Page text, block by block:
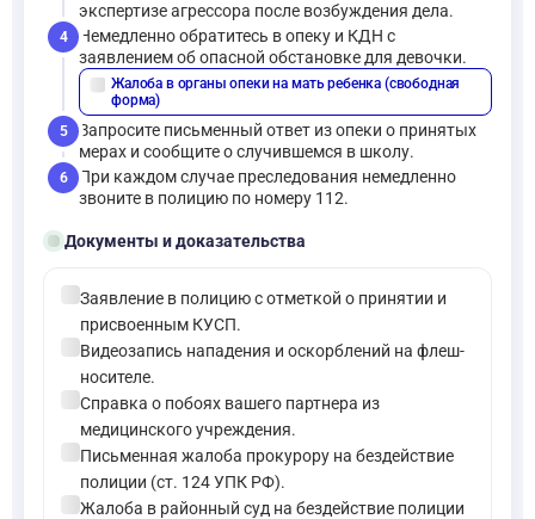
экспертизе агрессора после возбуждения дела.
4
Немедленно обратитесь в опеку и КДН с
заявлением об опасной обстановке для девочки.
Жалоба в органы опеки на мать ребенка (свободная
форма)
5
Запросите письменный ответ из опеки о принятых
мерах и сообщите о случившемся в школу.
6
При каждом случае преследования немедленно
звоните в полицию по номеру 112.
folder_openДокументы и доказательства
check_circleЗаявление в полицию с отметкой о принятии и
присвоенным КУСП.
check_circleВидеозапись нападения и оскорблений на флеш-
носителе.
check_circleСправка о побоях вашего партнера из
медицинского учреждения.
check_circleПисьменная жалоба прокурору на бездействие
полиции (ст. 124 УПК РФ).
check_circleЖалоба в районный суд на бездействие полиции